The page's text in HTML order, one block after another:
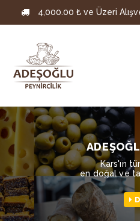
4,000.00 ₺ ve Üzeri
Kars'ın
en doğal ve